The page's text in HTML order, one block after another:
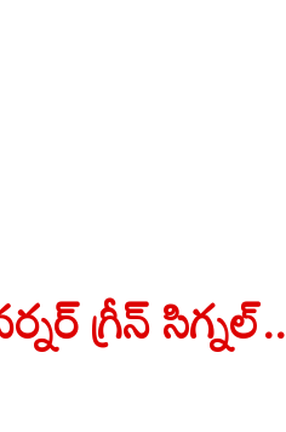
గ్రీన్ సిగ్నల్..